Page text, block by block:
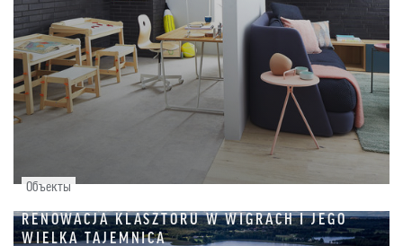
Объекты
RENOWACJA KLASZTORU W WIGRACH I JEGO
WIELKA TAJEMNICA